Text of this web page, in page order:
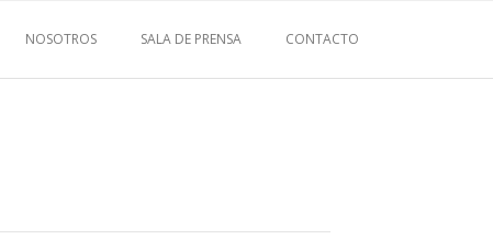
NOSOTROS SALA DE PRENSA CONTACTO